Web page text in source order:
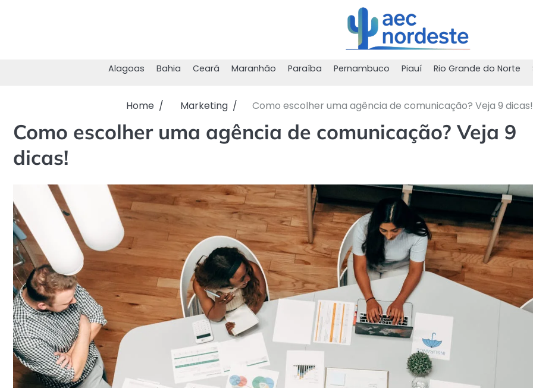
Alagoas Bahia Ceará Maranhão Paraíba Pernambuco Piauí Rio Grande do Norte
Home Marketing Como escolher uma agência de comunicação? Veja 9 dicas!
Como escolher uma agência de comunicação? Veja 9
dicas!